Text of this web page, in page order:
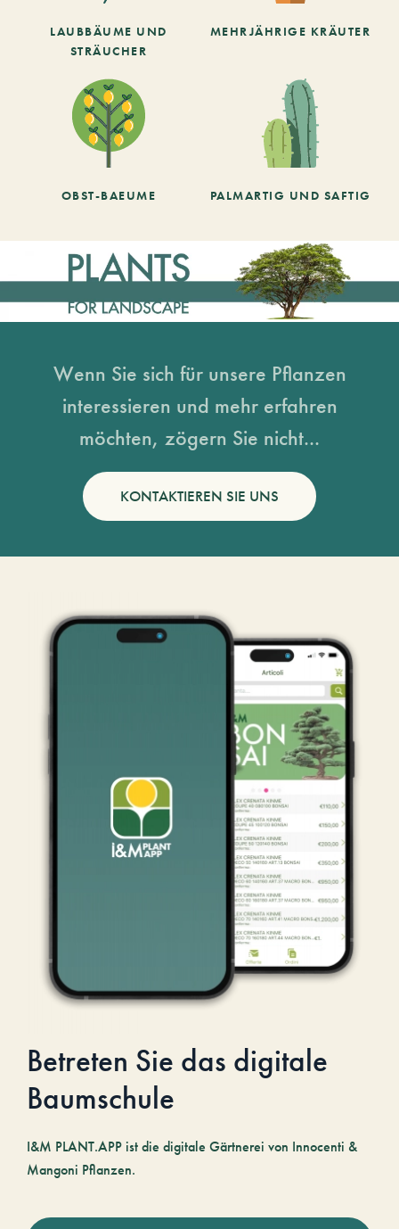
LAUBBÄUME UND
STRÄUCHER
MEHRJÄHRIGE KRÄUTER
OBST-BAEUME PALMARTIG UND SAFTIG
Wenn Sie sich für unsere Pflanzen
interessieren und mehr erfahren
möchten, zögern Sie nicht...
KONTAKTIEREN SIE UNS
Betreten Sie das digitale
Baumschule
I&M PLANT.APP ist die digitale Gärtnerei von Innocenti &
Mangoni Pflanzen.